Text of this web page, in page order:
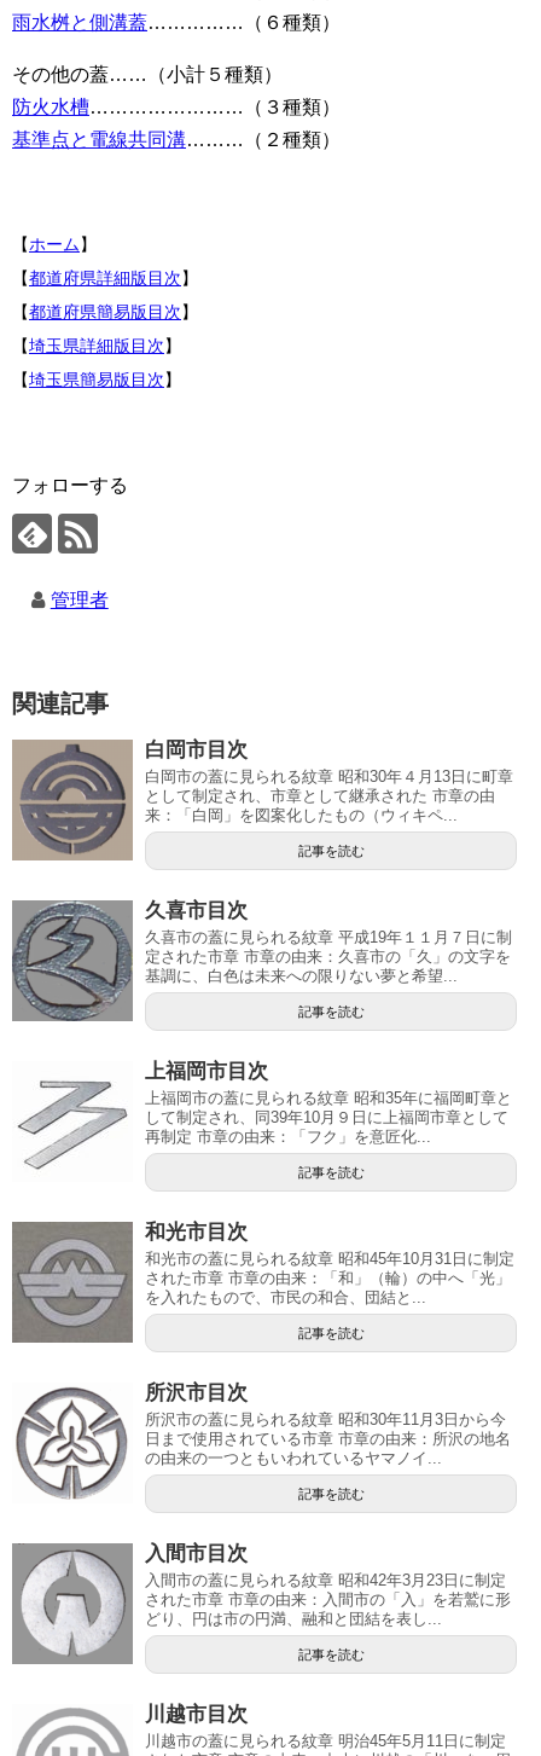
雨水桝と側溝蓋……………（６種類）
その他の蓋……（小計５種類）
防火水槽……………………（３種類）
基準点と電線共同溝………（２種類）
【ホーム】
【都道府県詳細版目次】
【都道府県簡易版目次】
【埼玉県詳細版目次】
【埼玉県簡易版目次】
フォローする
管理者
関連記事
白岡市目次
白岡市の蓋に見られる紋章 昭和30年４月13日に町章
として制定され、市章として継承された 市章の由
来：「白岡」を図案化したもの（ウィキペ...
記事を読む
久喜市目次
久喜市の蓋に見られる紋章 平成19年１１月７日に制
定された市章 市章の由来：久喜市の「久」の文字を
基調に、白色は未来への限りない夢と希望...
記事を読む
上福岡市目次
上福岡市の蓋に見られる紋章 昭和35年に福岡町章と
して制定され、同39年10月９日に上福岡市章として
再制定 市章の由来：「フク」を意匠化...
記事を読む
和光市目次
和光市の蓋に見られる紋章 昭和45年10月31日に制定
された市章 市章の由来：「和」（輪）の中へ「光」
を入れたもので、市民の和合、団結と...
記事を読む
所沢市目次
所沢市の蓋に見られる紋章 昭和30年11月3日から今
日まで使用されている市章 市章の由来：所沢の地名
の由来の一つともいわれているヤマノイ...
記事を読む
入間市目次
入間市の蓋に見られる紋章 昭和42年3月23日に制定
された市章 市章の由来：入間市の「入」を若鷲に形
どり、円は市の円満、融和と団結を表し...
記事を読む
川越市目次
川越市の蓋に見られる紋章 明治45年5月11日に制定